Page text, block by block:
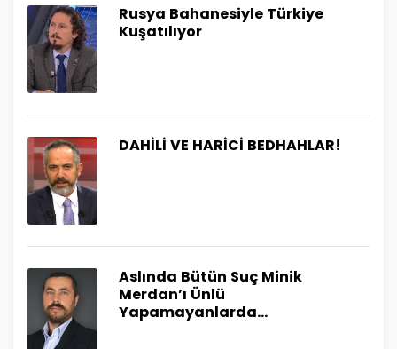
Rusya Bahanesiyle Türkiye
Kuşatılıyor
DAHİLİ VE HARİCİ BEDHAHLAR!
Aslında Bütün Suç Minik
Merdan’ı Ünlü
Yapamayanlarda…